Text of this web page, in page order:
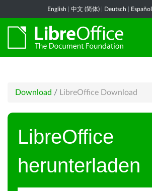
English 中文 (简体) Deutsch Español
Download / LibreOffice Download
LibreOffice
herunterladen